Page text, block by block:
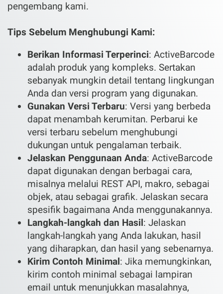
pengembang kami.
Tips Sebelum Menghubungi Kami:
Berikan Informasi Terperinci: ActiveBarcode
adalah produk yang kompleks. Sertakan
sebanyak mungkin detail tentang lingkungan
Anda dan versi program yang digunakan.
Gunakan Versi Terbaru: Versi yang berbeda
dapat menambah kerumitan. Perbarui ke
versi terbaru sebelum menghubungi
dukungan untuk pengalaman terbaik.
Jelaskan Penggunaan Anda: ActiveBarcode
dapat digunakan dengan berbagai cara,
misalnya melalui REST API, makro, sebagai
objek, atau sebagai grafik. Jelaskan secara
spesifik bagaimana Anda menggunakannya.
Langkah-langkah dan Hasil: Jelaskan
langkah-langkah yang Anda lakukan, hasil
yang diharapkan, dan hasil yang sebenarnya.
Kirim Contoh Minimal: Jika memungkinkan,
kirim contoh minimal sebagai lampiran
email untuk menunjukkan masalahnya,